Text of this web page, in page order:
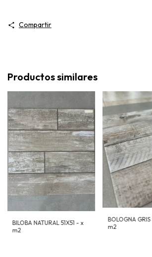
Compartir
Productos similares
BILOBA NATURAL 51X51 - x
m2
BOLOGNA
m2